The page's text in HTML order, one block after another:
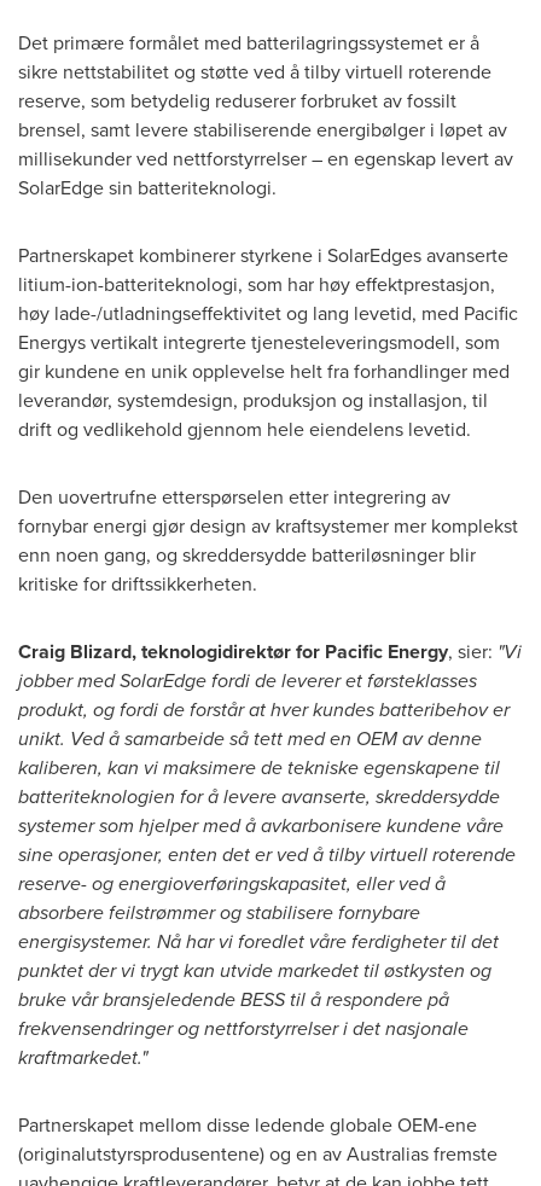
Det primære formålet med batterilagringssystemet er å
sikre nettstabilitet og støtte ved å tilby virtuell roterende
reserve, som betydelig reduserer forbruket av fossilt
brensel, samt levere stabiliserende energibølger i løpet av
millisekunder ved nettforstyrrelser – en egenskap levert av
SolarEdge sin batteriteknologi.
Partnerskapet kombinerer styrkene i SolarEdges avanserte
litium-ion-batteriteknologi, som har høy effektprestasjon,
høy lade-/utladningseffektivitet og lang levetid, med Pacific
Energys vertikalt integrerte tjenesteleveringsmodell, som
gir kundene en unik opplevelse helt fra forhandlinger med
leverandør, systemdesign, produksjon og installasjon, til
drift og vedlikehold gjennom hele eiendelens levetid.
Den uovertrufne etterspørselen etter integrering av
fornybar energi gjør design av kraftsystemer mer komplekst
enn noen gang, og skreddersydde batteriløsninger blir
kritiske for driftssikkerheten.
Craig Blizard, teknologidirektør for Pacific Energy, sier: "Vi
jobber med SolarEdge fordi de leverer et førsteklasses
produkt, og fordi de forstår at hver kundes batteribehov er
unikt. Ved å samarbeide så tett med en OEM av denne
kaliberen, kan vi maksimere de tekniske egenskapene til
batteriteknologien for å levere avanserte, skreddersydde
systemer som hjelper med å avkarbonisere kundene våre
sine operasjoner, enten det er ved å tilby virtuell roterende
reserve- og energioverføringskapasitet, eller ved å
absorbere feilstrømmer og stabilisere fornybare
energisystemer. Nå har vi foredlet våre ferdigheter til det
punktet der vi trygt kan utvide markedet til østkysten og
bruke vår bransjeledende BESS til å respondere på
frekvensendringer og nettforstyrrelser i det nasjonale
kraftmarkedet."
Partnerskapet mellom disse ledende globale OEM-ene
(originalutstyrsprodusentene) og en av Australias fremste